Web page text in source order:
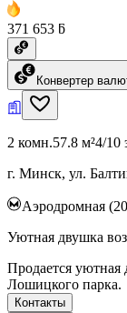
371 653 ƃ
Конвертер
2 комн.57.8 м²4/10
г. Минск, ул.
Аэродромная
Уютная двушка
Продается уютная
Лошицкого парка.
Контакты